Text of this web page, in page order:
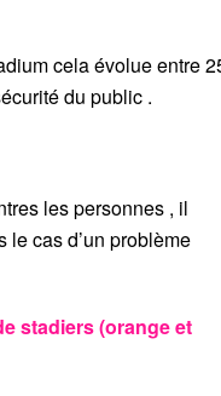
cela évolue entre
du public .
les personnes , il
le cas d’un problème
stadiers (orange et